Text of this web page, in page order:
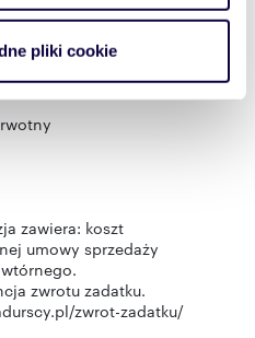
społecznościowe i
udostępniamy partnerom
informacje z innymi danymi
podczas
pliki cookie
zawiera: koszt
umowy sprzedaży
zwrotu zadatku.
zwrot-zadatku/